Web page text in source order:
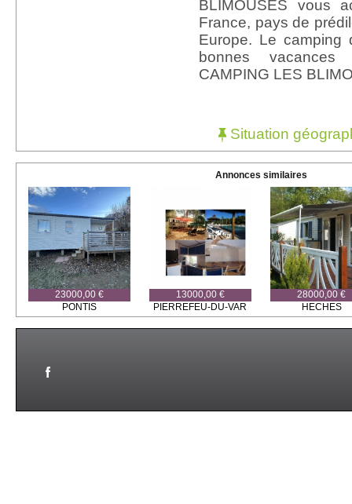
BLIMOUSES vous
France, pays de
Europe. Le
bonnes
CAMPING LES
Situation
Annonces similaires
23000,00 €
PONTIS
13000,00 €
PIERREFEU-DU-VAR
28000,00 €
HECHES